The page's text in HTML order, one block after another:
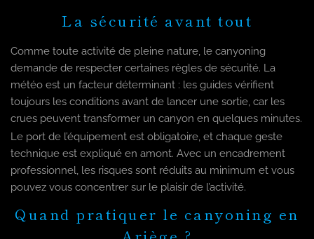
La sécurité avant tout
Comme toute activité de pleine nature, le canyoning
demande de respecter certaines règles de sécurité. La
météo est un facteur déterminant : les guides vérifient
toujours les conditions avant de lancer une sortie, car les
crues peuvent transformer un canyon en quelques minutes.
Le port de l’équipement est obligatoire, et chaque geste
technique est expliqué en amont. Avec un encadrement
professionnel, les risques sont réduits au minimum et vous
pouvez vous concentrer sur le plaisir de l’activité.
Quand pratiquer le canyoning en